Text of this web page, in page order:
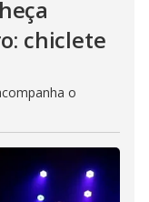
chiclete
o